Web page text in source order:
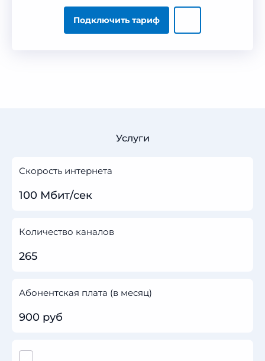
Подключить тариф
Услуги
Скорость интернета
100 Мбит/сек
Количество каналов
265
Абонентская плата (в месяц)
900 руб